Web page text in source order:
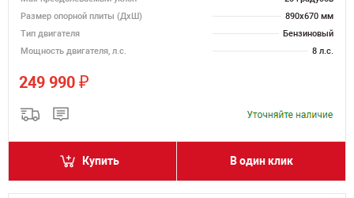
Размер опорной плиты (ДхШ)
890х670 мм
Тип двигателя
Бензиновый
Мощность двигателя, л.с.
8 л.с.
249 990 ₽
Купить В один клик